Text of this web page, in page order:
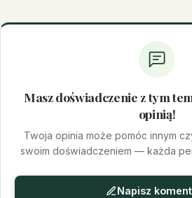
Masz doświadczenie z tym
opinią!
Twoja opinia może pomóc innym
swoim doświadczeniem — każda
Napisz